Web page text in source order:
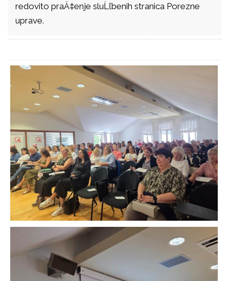
redovito praÄ‡enje sluĹľbenih stranica Porezne
uprave.